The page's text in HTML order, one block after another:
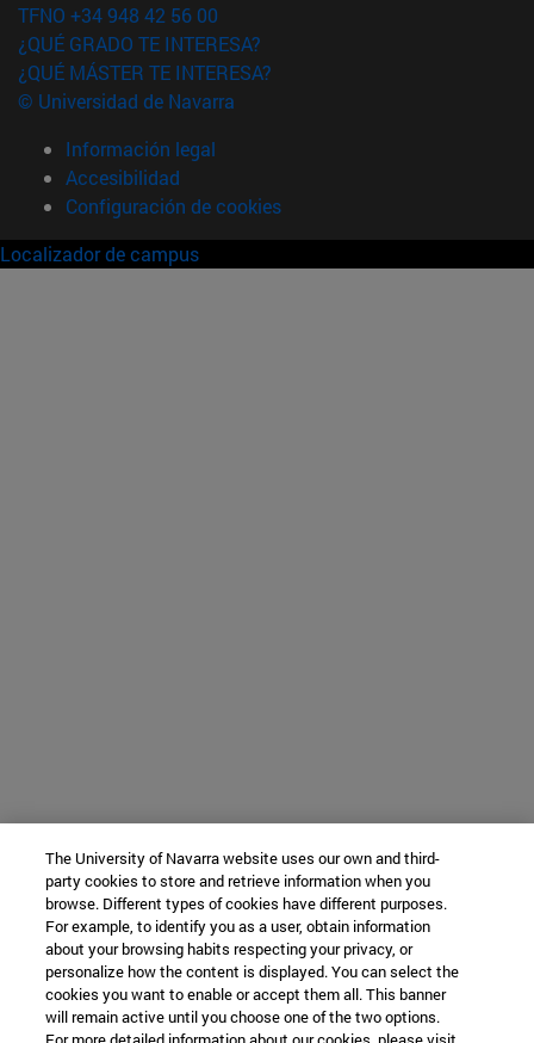
TFNO +34 948 42 56 00
¿QUÉ GRADO TE INTERESA?
¿QUÉ MÁSTER TE INTERESA?
© Universidad de Navarra
Información legal
Accesibilidad
Configuración de cookies
Localizador de campus
The University of Navarra website uses our own and third-
party cookies to store and retrieve information when you
browse. Different types of cookies have different purposes.
For example, to identify you as a user, obtain information
about your browsing habits respecting your privacy, or
personalize how the content is displayed. You can select the
cookies you want to enable or accept them all. This banner
will remain active until you choose one of the two options.